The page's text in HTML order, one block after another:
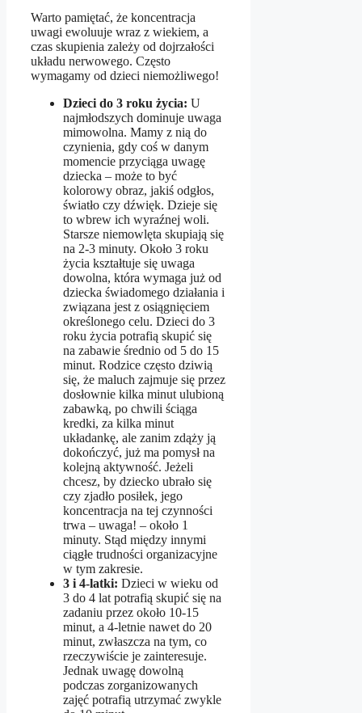
Warto pamiętać, że koncentracja
uwagi ewoluuje wraz z wiekiem, a
czas skupienia zależy od dojrzałości
układu nerwowego. Często
wymagamy od dzieci niemożliwego!
Dzieci do 3 roku życia: U
najmłodszych dominuje uwaga
mimowolna. Mamy z nią do
czynienia, gdy coś w danym
momencie przyciąga uwagę
dziecka – może to być
kolorowy obraz, jakiś odgłos,
światło czy dźwięk. Dzieje się
to wbrew ich wyraźnej woli.
Starsze niemowlęta skupiają się
na 2-3 minuty. Około 3 roku
życia kształtuje się uwaga
dowolna, która wymaga już od
dziecka świadomego działania i
związana jest z osiągnięciem
określonego celu. Dzieci do 3
roku życia potrafią skupić się
na zabawie średnio od 5 do 15
minut. Rodzice często dziwią
się, że maluch zajmuje się przez
dosłownie kilka minut ulubioną
zabawką, po chwili ściąga
kredki, za kilka minut
układankę, ale zanim zdąży ją
dokończyć, już ma pomysł na
kolejną aktywność. Jeżeli
chcesz, by dziecko ubrało się
czy zjadło posiłek, jego
koncentracja na tej czynności
trwa – uwaga! – około 1
minuty. Stąd między innymi
ciągłe trudności organizacyjne
w tym zakresie.
3 i 4-latki: Dzieci w wieku od
3 do 4 lat potrafią skupić się na
zadaniu przez około 10-15
minut, a 4-letnie nawet do 20
minut, zwłaszcza na tym, co
rzeczywiście je zainteresuje.
Jednak uwagę dowolną
podczas zorganizowanych
zajęć potrafią utrzymać zwykle